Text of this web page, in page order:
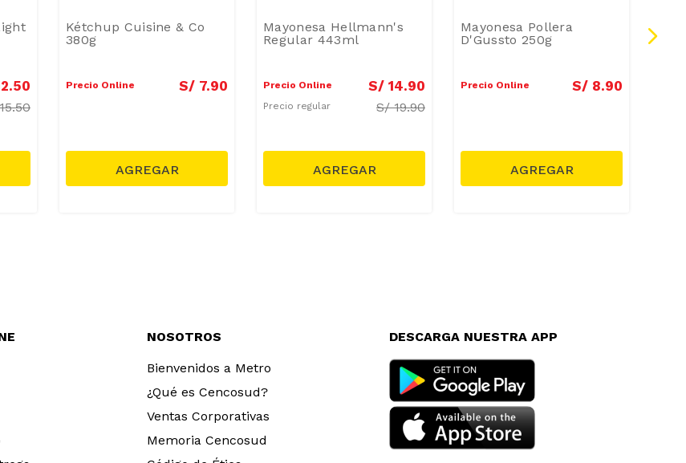
.50
15.50
Kétchup Cuisine & Co
380g
Precio Online S/ 7.90
Mayonesa Hellmann's
Regular 443ml
Precio Online S/ 14.90
Precio regular S/19.90
Mayonesa Pollera
D'Gussto 250g
Precio Online S/ 8.90
NOSOTROS
Bienvenidos a Metro
¿Qué es Cencosud?
Ventas Corporativas
Memoria Cencosud
DESCARGA NUESTRA APP